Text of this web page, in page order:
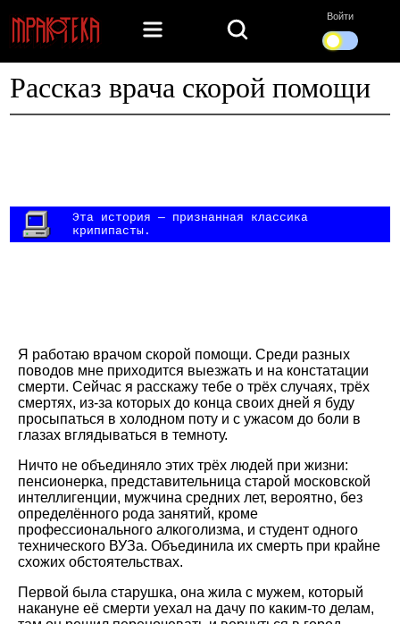
Войти
Рассказ врача скорой помощи
Эта история — признанная классика
крипипасты.
Я работаю врачом скорой помощи. Среди разных
поводов мне приходится выезжать и на констатации
смерти. Сейчас я расскажу тебе о трёх случаях, трёх
смертях, из-за которых до конца своих дней я буду
просыпаться в холодном поту и с ужасом до боли в
глазах вглядываться в темноту.
Ничто не объединяло этих трёх людей при жизни:
пенсионерка, представительница старой московской
интеллигенции, мужчина средних лет, вероятно, без
определённого рода занятий, кроме
профессионального алкоголизма, и студент одного
технического ВУЗа. Объединила их смерть при крайне
схожих обстоятельствах.
Первой была старушка, она жила с мужем, который
накануне её смерти уехал на дачу по каким-то делам,